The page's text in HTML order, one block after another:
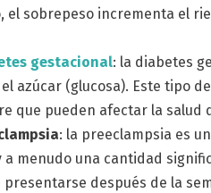
el sobrepeso incrementa el
gestacional: la diabetes
azúcar (glucosa). Este tipo
que pueden afectar la salud
: la preeclampsia es
a menudo una cantidad
presentarse después de la